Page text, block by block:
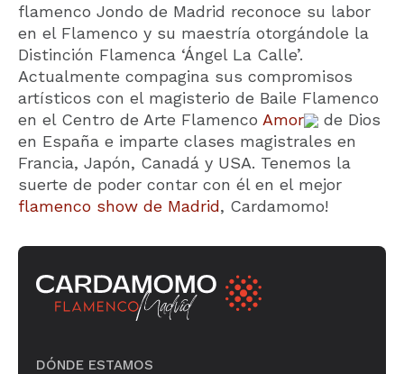
flamenco Jondo de Madrid reconoce su labor
en el Flamenco y su maestría otorgándole la
Distinción Flamenca ‘Ángel La Calle’.
Actualmente compagina sus compromisos
artísticos con el magisterio de Baile Flamenco
en el Centro de Arte Flamenco Amor
de Dios
en España e imparte clases magistrales en
Francia, Japón, Canadá y USA. Tenemos la
suerte de poder contar con él en el mejor
flamenco show de Madrid, Cardamomo!
DÓNDE ESTAMOS